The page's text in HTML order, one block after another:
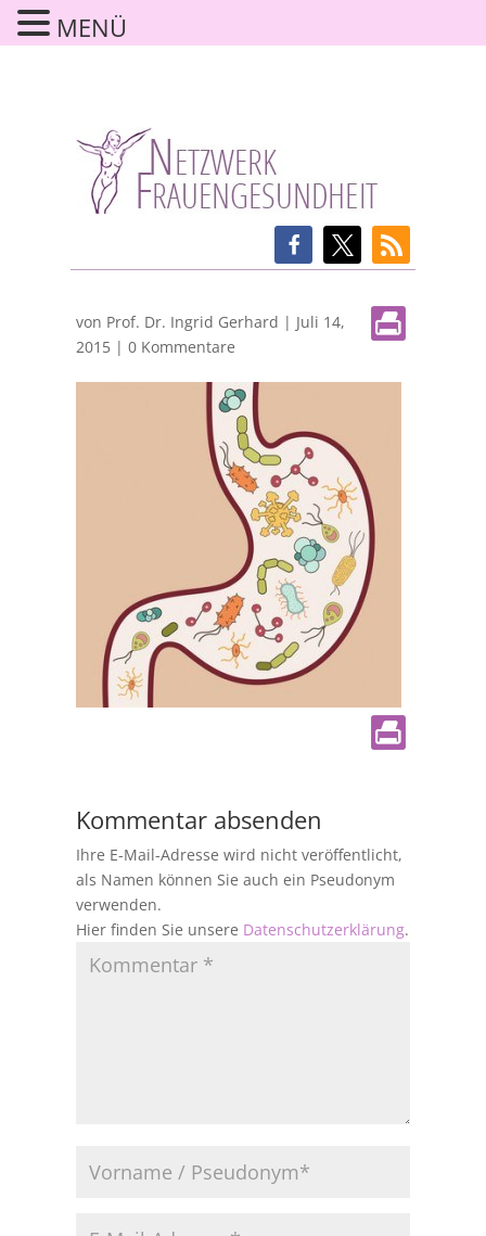
von Prof. Dr. Ingrid Gerhard | Juli 14,
2015| 0 Kommentare
Kommentar absenden
Ihre E-Mail-Adresse wird nicht veröffentlicht,
als Namen können Sie auch ein Pseudonym
verwenden.
Hier finden Sie unsere Datenschutzerklärung.
MENÜ